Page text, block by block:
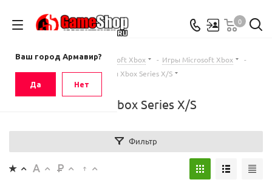
Ваш город Армавир?
Да Нет
0
Главная - Каталог - Microsoft Xbox - Игры Microsoft Xbox
-
Игры Xbox Series X/S
Игры Xbox Series X/S
Фильтр